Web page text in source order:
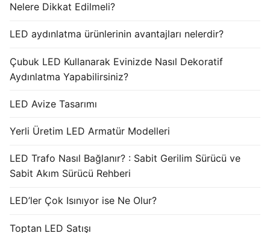
Nelere Dikkat Edilmeli?
LED aydınlatma ürünlerinin avantajları nelerdir?
Çubuk LED Kullanarak Evinizde Nasıl Dekoratif
Aydınlatma Yapabilirsiniz?
LED Avize Tasarımı
Yerli Üretim LED Armatür Modelleri
LED Trafo Nasıl Bağlanır? : Sabit Gerilim Sürücü ve
Sabit Akım Sürücü Rehberi
LED’ler Çok Isınıyor ise Ne Olur?
Toptan LED Satışı